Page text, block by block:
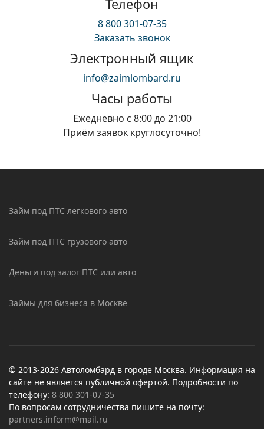
Телефон
8 800 301-07-35
Заказать звонок
Электронный ящик
info@zaimlombard.ru
Часы работы
Ежедневно с 8:00 до 21:00
Приём заявок круглосуточно!
Займ под ПТС легкового авто
Займ под ПТС грузового авто
Деньги под залог ПТС или авто
Займы для бизнеса в Москве
© 2013-2026 Автоломбард в городе Москва. Информация на
сайте не является публичной офертой. Подробности по
телефону: 8 800 301-07-35
По вопросам сотрудничества пишите на почту:
partners.inform@mail.ru